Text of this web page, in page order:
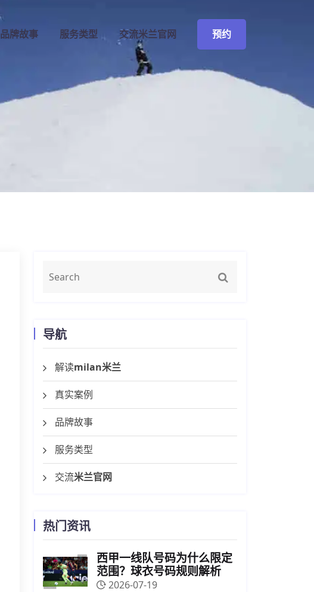
品牌故事 服务类型 交流米兰官网 预约
导航
解读milan米兰
真实案例
品牌故事
服务类型
交流米兰官网
热门资讯
西甲一线队号码为什么限定
范围？球衣号码规则解析
2026-07-19